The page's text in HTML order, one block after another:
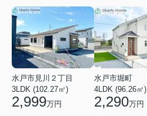
水戸市見川２丁目
3LDK (102.27㎡)
2,999万円
水戸市堀町
4LDK (96.26㎡)
2,290万円